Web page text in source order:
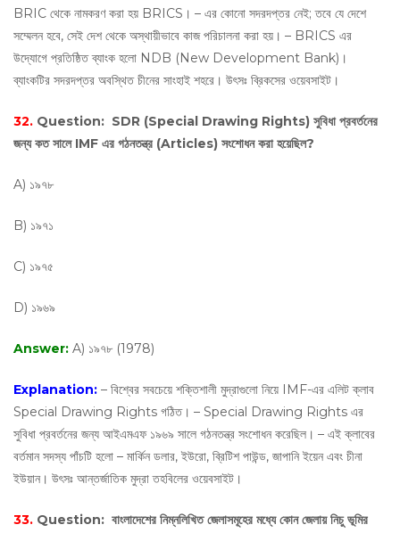
BRIC থেকে নামকরণ করা হয় BRICS। – এর কোনো সদরদপ্তর নেই; তবে যে দেশে
সম্মেলন হবে, সেই দেশ থেকে অস্থায়ীভাবে কাজ পরিচালনা করা হয়। – BRICS এর
উদ্যোগে প্রতিষ্ঠিত ব্যাংক হলো NDB (New Development Bank)।
ব্যাংকটির সদরদপ্তর অবস্থিত চীনের সাংহাই শহরে। উৎসঃ ব্রিকসের ওয়েবসাইট।
32. Question: SDR (Special Drawing Rights) সুবিধা প্রবর্তনের
জন্য কত সালে IMF এর গঠনতন্ত্র (Articles) সংশোধন করা হয়েছিল?
A) ১৯৭৮
B) ১৯৭১
C) ১৯৭৫
D) ১৯৬৯
Answer: A) ১৯৭৮ (1978)
Explanation: – বিশ্বের সবচেয়ে শক্তিশালী মুদ্রাগুলো নিয়ে IMF-এর এলিট ক্লাব
Special Drawing Rights গঠিত। – Special Drawing Rights এর
সুবিধা প্রবর্তনের জন্য আইএমএফ ১৯৬৯ সালে গঠনতন্ত্র সংশোধন করেছিল। – এই ক্লাবের
বর্তমান সদস্য পাঁচটি হলো – মার্কিন ডলার, ইউরো, ব্রিটিশ পাউন্ড, জাপানি ইয়েন এবং চীনা
ইউয়ান। উৎসঃ আন্তর্জাতিক মুদ্রা তহবিলের ওয়েবসাইট।
33. Question: বাংলাদেশের নিম্নলিখিত জেলাসমূহের মধ্যে কোন জেলায় নিচু ভূমির